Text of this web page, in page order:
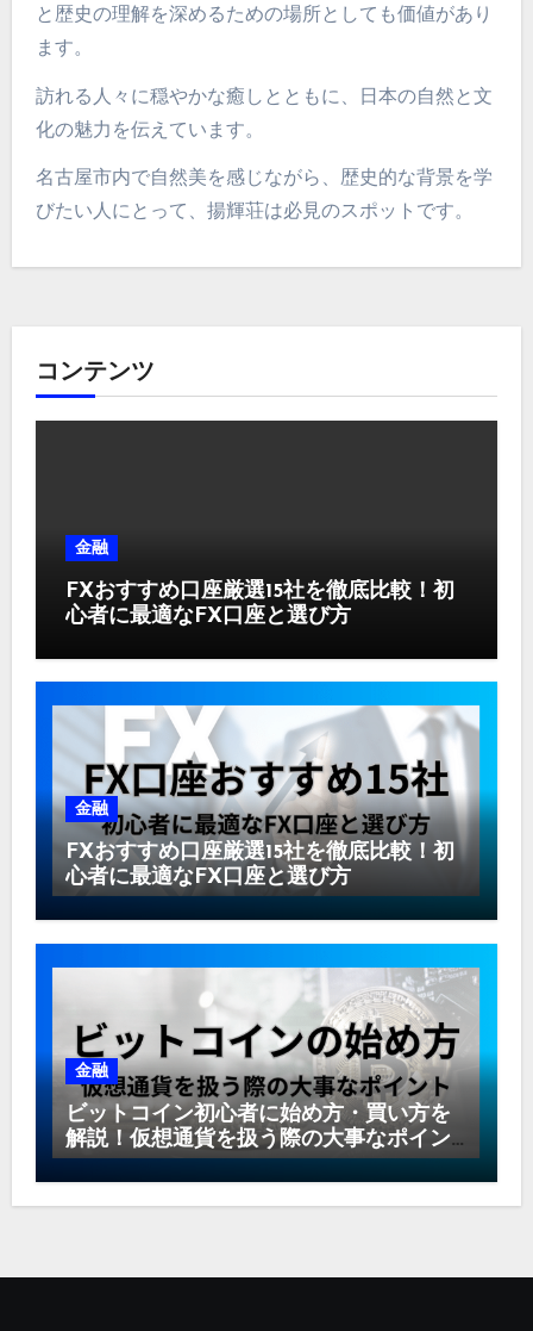
と歴史の理解を深めるための場所としても価値があり
ます。
訪れる人々に穏やかな癒しとともに、日本の自然と文
化の魅力を伝えています。
名古屋市内で自然美を感じながら、歴史的な背景を学
びたい人にとって、揚輝荘は必見のスポットです。
コンテンツ
金融
FXおすすめ口座厳選15社を徹底比較！初
心者に最適なFX口座と選び方
金融
FXおすすめ口座厳選15社を徹底比較！初
心者に最適なFX口座と選び方
金融
ビットコイン初心者に始め方・買い方を
解説！仮想通貨を扱う際の大事なポイン
ト